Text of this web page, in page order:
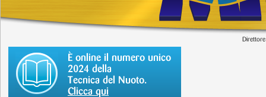
È online il numero unico
2024 della
Tecnica del Nuoto.
Clicca qui